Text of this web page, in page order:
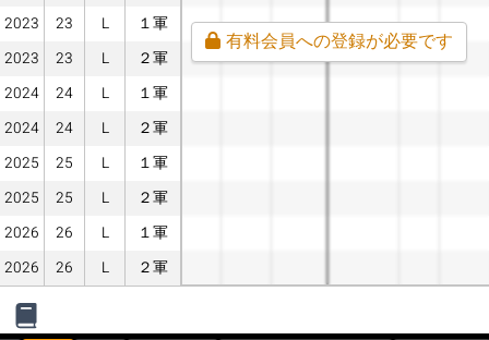
2023
23 L
１軍
2023
23 L
２軍
2024
24 L
１軍
2024
24 L
２軍
2025
25 L
１軍
2025
25 L
２軍
2026
26 L
１軍
2026
26 L ２軍
有料会員への登録が必要です